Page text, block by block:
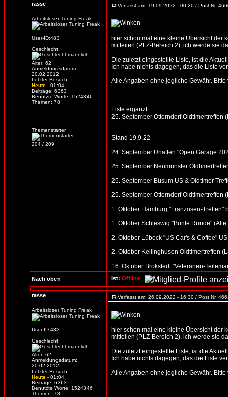
rasse
Arbeitsloser Tuning Freak
User-ID:483
Geschlecht:
Alter: 62
Anmeldungsdatum:
20.02.2012
Letzter Besuch:
Heute - 01:04
Beiträge: 6363
Benutzte Worte: 1524346
Themen: 78
Themenstarter
204 / 209
Verfasst am: 19.09.2022 - 00:20 / Post Nr.
hier schon mal eine kleine Übersicht der
mitteilen (PLZ-Bereich 2), ich werde sie
Die zuletzt eingestellte Liste, ist die
Ich habe nichts dagegen, das die Liste
Alle Angaben ohne jegliche Gewähr.
Liste ergänzt:
25. September Otterndorf Oldtimertreffen
Stand 19.9.22
24. September Unaften "Open Garage
25. September Neumünster
25. September Büsum US & Oldtimer
25. September Otterndorf Oldtimertreffen
1. Oktober Hamburg "Franzosen-
1. Oktober Schleswig "Bunte Runde"
2. Oktober Lübeck "US Car's & Coffee"
2. Oktober Kellinghusen Oldtimertreffen
16. Oktober Brokstedt "Veteranen-
Nach oben Ist: Offline
rasse
Arbeitsloser Tuning Freak
User-ID:483
Geschlecht:
Alter: 62
Anmeldungsdatum:
20.02.2012
Letzter Besuch:
Heute - 01:04
Beiträge: 6363
Benutzte Worte: 1524346
Themen: 78
Verfasst am: 26.09.2022 - 16:30 / Post Nr.
hier schon mal eine kleine Übersicht der
mitteilen (PLZ-Bereich 2), ich werde sie
Die zuletzt eingestellte Liste, ist die
Ich habe nichts dagegen, das die Liste
Alle Angaben ohne jegliche Gewähr.